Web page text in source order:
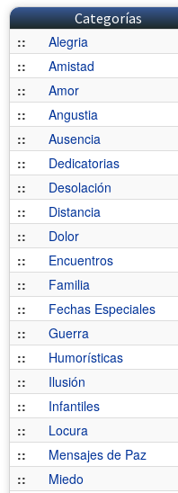
Categorías
::
Alegria
::
Amistad
::
Amor
::
Angustia
::
Ausencia
::
Dedicatorias
::
Desolación
::
Distancia
::
Dolor
::
Encuentros
::
Familia
::
Fechas Especiales
::
Guerra
::
Humorísticas
::
Ilusión
::
Infantiles
::
Locura
::
Mensajes de Paz
::
Miedo